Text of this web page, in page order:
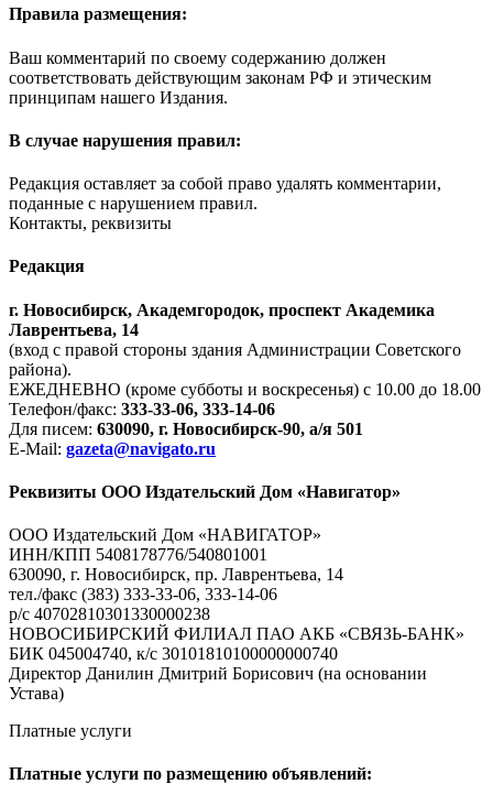
Правила размещения:
Ваш комментарий по своему содержанию должен
соответствовать действующим законам РФ и этическим
принципам нашего Издания.
В случае нарушения правил:
Редакция оставляет за собой право удалять комментарии,
поданные с нарушением правил.
Контакты, реквизиты
Редакция
г. Новосибирск, Академгородок, проспект Академика
Лаврентьева, 14
(вход с правой стороны здания Администрации Советского
района).
ЕЖЕДНЕВНО (кроме субботы и воскресенья) с 10.00 до 18.00
Телефон/факс: 333-33-06, 333-14-06
Для писем: 630090, г. Новосибирск-90, а/я 501
E-Mail: gazeta@navigato.ru
Реквизиты ООО Издательский Дом «Навигатор»
ООО Издательский Дом «НАВИГАТОР»
ИНН/КПП 5408178776/540801001
630090, г. Новосибирск, пр. Лаврентьева, 14
тел./факс (383) 333-33-06, 333-14-06
р/с 40702810301330000238
НОВОСИБИРСКИЙ ФИЛИАЛ ПАО АКБ «СВЯЗЬ-БАНК»
БИК 045004740, к/с 30101810100000000740
Директор Данилин Дмитрий Борисович (на основании
Устава)
Платные услуги
Платные услуги по размещению объявлений: